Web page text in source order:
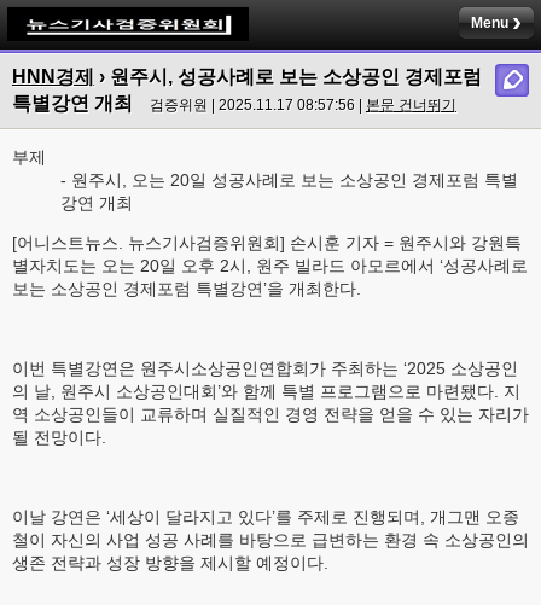
Menu
HNN경제 › 원주시, 성공사례로 보는 소상공인 경제포럼
특별강연 개최
검증위원 | 2025.11.17 08:57:56 | 본문 건너뛰기
부제
- 원주시, 오는 20일 성공사례로 보는 소상공인 경제포럼 특별
강연 개최
[어니스트뉴스. 뉴스기사검증위원회] 손시훈 기자 = 원주시와 강원특
별자치도는 오는 20일 오후 2시, 원주 빌라드 아모르에서 ‘성공사례로
보는 소상공인 경제포럼 특별강연’을 개최한다.
이번 특별강연은 원주시소상공인연합회가 주최하는 ‘2025 소상공인
의 날, 원주시 소상공인대회’와 함께 특별 프로그램으로 마련됐다. 지
역 소상공인들이 교류하며 실질적인 경영 전략을 얻을 수 있는 자리가
될 전망이다.
이날 강연은 ‘세상이 달라지고 있다’를 주제로 진행되며, 개그맨 오종
철이 자신의 사업 성공 사례를 바탕으로 급변하는 환경 속 소상공인의
생존 전략과 성장 방향을 제시할 예정이다.